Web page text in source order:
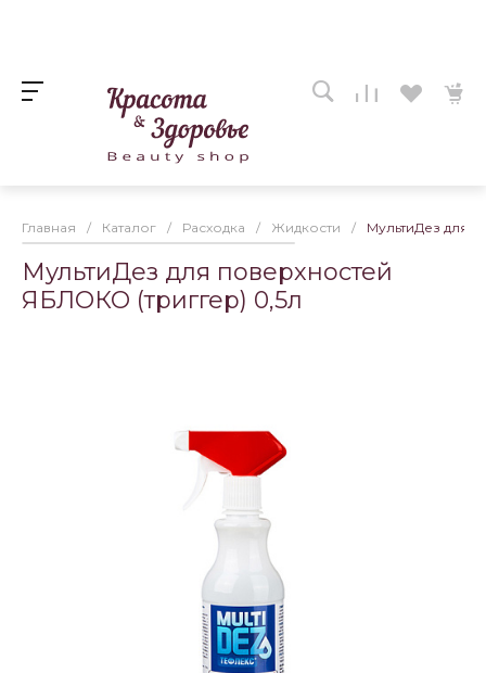
Главная / Каталог / Расходка / Жидкости / МультиДез для
МультиДез для поверхностей
ЯБЛОКО (триггер) 0,5л